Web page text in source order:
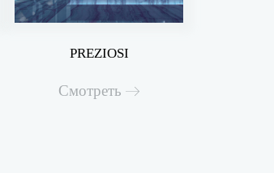
PREZIOSI
Смотреть